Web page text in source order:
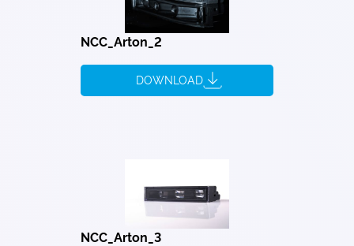
NCC_Arton_2
DOWNLOAD
NCC_Arton_3